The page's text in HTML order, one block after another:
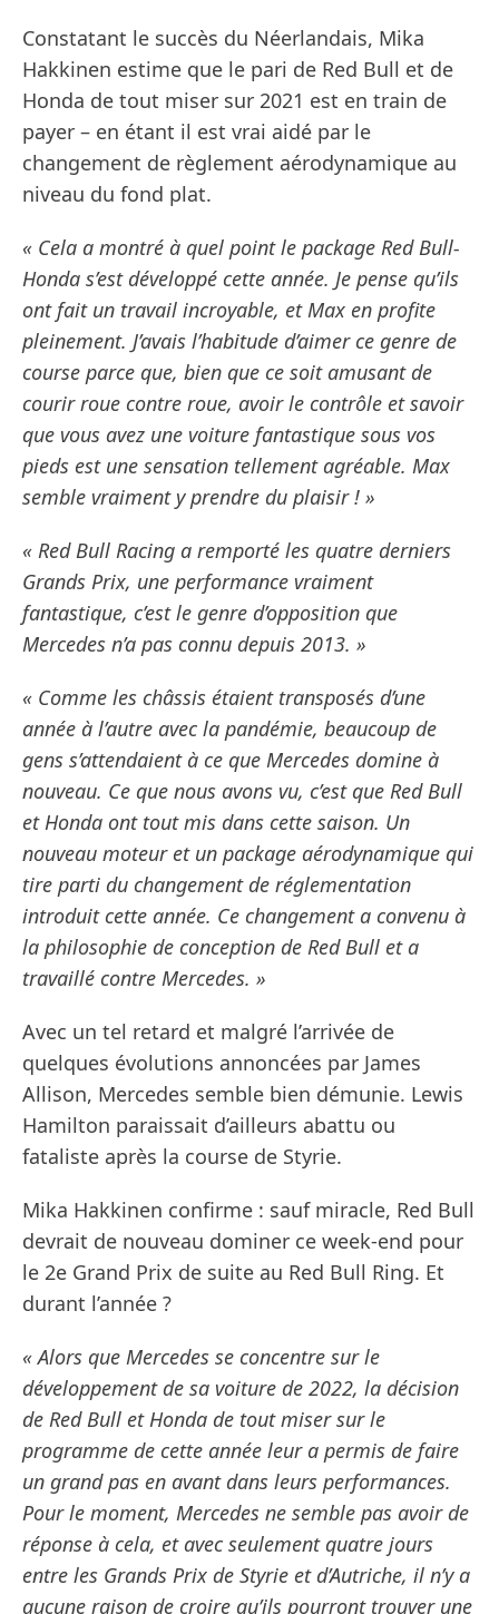
Constatant le succès du Néerlandais, Mika
Hakkinen estime que le pari de Red Bull et de
Honda de tout miser sur 2021 est en train de
payer – en étant il est vrai aidé par le
changement de règlement aérodynamique au
niveau du fond plat.
« Cela a montré à quel point le package Red Bull-
Honda s’est développé cette année. Je pense qu’ils
ont fait un travail incroyable, et Max en profite
pleinement. J’avais l’habitude d’aimer ce genre de
course parce que, bien que ce soit amusant de
courir roue contre roue, avoir le contrôle et savoir
que vous avez une voiture fantastique sous vos
pieds est une sensation tellement agréable. Max
semble vraiment y prendre du plaisir ! »
« Red Bull Racing a remporté les quatre derniers
Grands Prix, une performance vraiment
fantastique, c’est le genre d’opposition que
Mercedes n’a pas connu depuis 2013. »
« Comme les châssis étaient transposés d’une
année à l’autre avec la pandémie, beaucoup de
gens s’attendaient à ce que Mercedes domine à
nouveau. Ce que nous avons vu, c’est que Red Bull
et Honda ont tout mis dans cette saison. Un
nouveau moteur et un package aérodynamique qui
tire parti du changement de réglementation
introduit cette année. Ce changement a convenu à
la philosophie de conception de Red Bull et a
travaillé contre Mercedes. »
Avec un tel retard et malgré l’arrivée de
quelques évolutions annoncées par James
Allison, Mercedes semble bien démunie. Lewis
Hamilton paraissait d’ailleurs abattu ou
fataliste après la course de Styrie.
Mika Hakkinen confirme : sauf miracle, Red Bull
devrait de nouveau dominer ce week-end pour
le 2e Grand Prix de suite au Red Bull Ring. Et
durant l’année ?
« Alors que Mercedes se concentre sur le
développement de sa voiture de 2022, la décision
de Red Bull et Honda de tout miser sur le
programme de cette année leur a permis de faire
un grand pas en avant dans leurs performances.
Pour le moment, Mercedes ne semble pas avoir de
réponse à cela, et avec seulement quatre jours
entre les Grands Prix de Styrie et d’Autriche, il n’y a
aucune raison de croire qu’ils pourront trouver une